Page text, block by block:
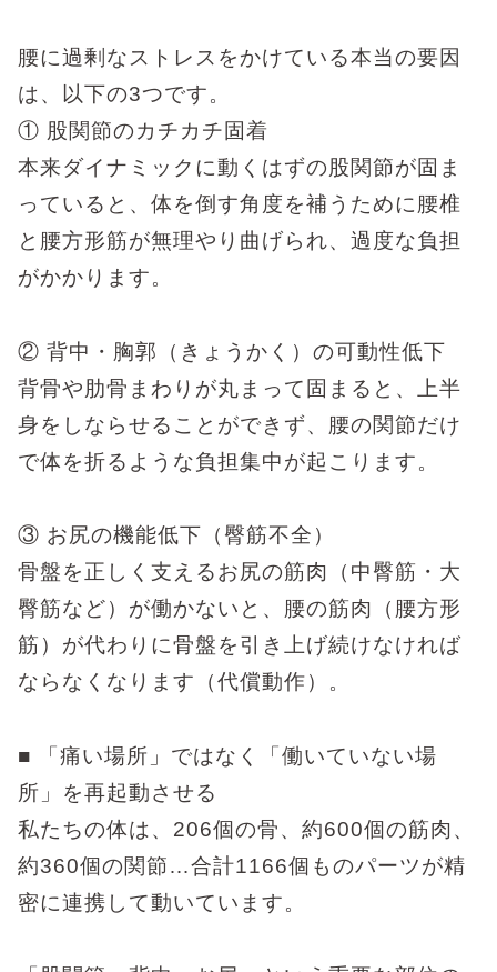
腰に過剰なストレスをかけている本当の要因
は、以下の3つです。
① 股関節のカチカチ固着
本来ダイナミックに動くはずの股関節が固ま
っていると、体を倒す角度を補うために腰椎
と腰方形筋が無理やり曲げられ、過度な負担
がかかります。
② 背中・胸郭（きょうかく）の可動性低下
背骨や肋骨まわりが丸まって固まると、上半
身をしならせることができず、腰の関節だけ
で体を折るような負担集中が起こります。
③ お尻の機能低下（臀筋不全）
骨盤を正しく支えるお尻の筋肉（中臀筋・大
臀筋など）が働かないと、腰の筋肉（腰方形
筋）が代わりに骨盤を引き上げ続けなければ
ならなくなります（代償動作）。
■
「痛い場所」ではなく「働いていない場
所」を再起動させる
私たちの体は、 206個の骨、約600個の筋肉、
約360個の関節…合計1166個ものパーツが精
密に連携して動いています。